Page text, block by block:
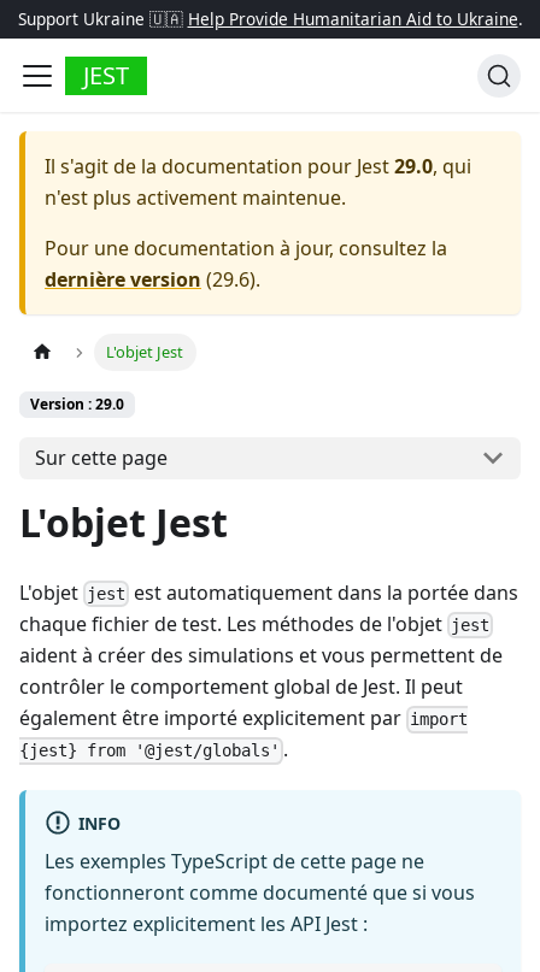
Support Ukraine 🇺🇦 Help Provide Humanitarian Aid to Ukraine.
JEST
Il s'agit de la documentation pour Jest29.0, qui
n'est plus activement maintenue.
Pour une documentation à jour, consultez la
dernière version (29.6).
L'objet Jest
Version : 29.0
Sur cette page
L'objet Jest
L'objet jest est automatiquement dans la portée dans
chaque fichier de test. Les méthodes de l'objet jest
aident à créer des simulations et vous permettent de
contrôler le comportement global de Jest. Il peut
également être importé explicitement par import
{jest} from '@jest/globals' .
INFO
Les exemples TypeScript de cette page ne
fonctionneront comme documenté que si vous
importez explicitement les API Jest :